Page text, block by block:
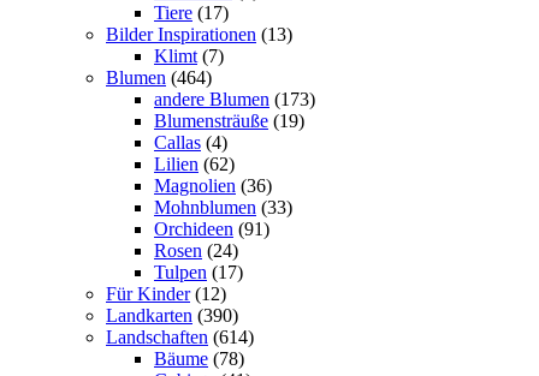
Tiere (17)
Bilder Inspirationen (13)
Klimt (7)
Blumen (464)
andere Blumen (173)
Blumensträuße (19)
Callas (4)
Lilien (62)
Magnolien (36)
Mohnblumen (33)
Orchideen (91)
Rosen (24)
Tulpen (17)
Für Kinder (12)
Landkarten (390)
Landschaften (614)
Bäume (78)